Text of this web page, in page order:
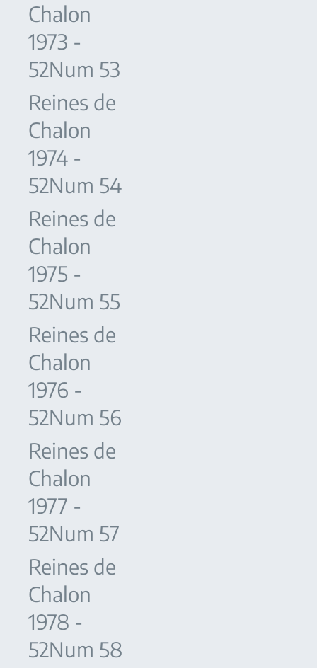
Chalon
1973 -
52Num 53
Reines de
Chalon
1974 -
52Num 54
Reines de
Chalon
1975 -
52Num 55
Reines de
Chalon
1976 -
52Num 56
Reines de
Chalon
1977 -
52Num 57
Reines de
Chalon
1978 -
52Num 58